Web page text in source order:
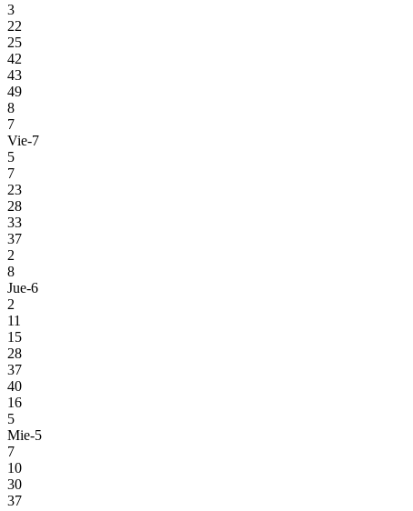
3
22
25
42
43
49
8
7
Vie-7
5
7
23
28
33
37
2
8
Jue-6
2
11
15
28
37
40
16
5
Mie-5
7
10
30
37